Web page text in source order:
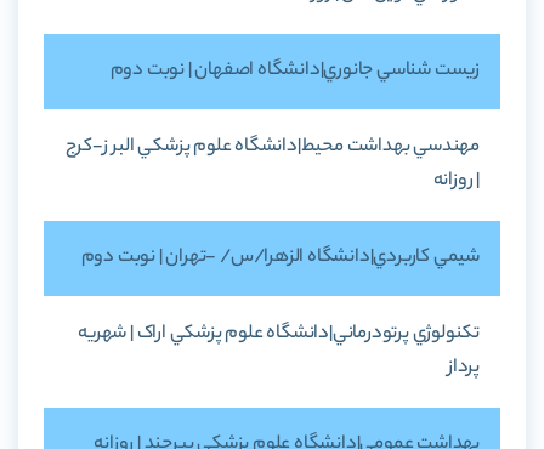
زيست شناسي جانوري|دانشگاه اصفهان | نوبت دوم
مهندسي بهداشت محيط|دانشگاه علوم پزشکي البر ز-کرج
| روزانه
شيمي کاربردي|دانشگاه الزهرا/س/ -تهران | نوبت دوم
تکنولوژي پرتودرماني|دانشگاه علوم پزشکي اراک | شهريه
پرداز